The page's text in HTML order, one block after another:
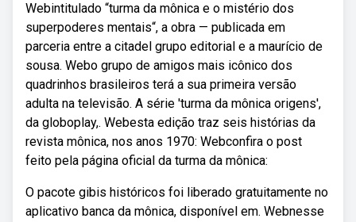
Webintitulado “turma da mônica e o mistério dos
superpoderes mentais“, a obra — publicada em
parceria entre a citadel grupo editorial e a maurício de
sousa. Webo grupo de amigos mais icônico dos
quadrinhos brasileiros terá a sua primeira versão
adulta na televisão. A série 'turma da mônica origens',
da globoplay,. Webesta edição traz seis histórias da
revista mônica, nos anos 1970: Webconfira o post
feito pela página oficial da turma da mônica:
O pacote gibis históricos foi liberado gratuitamente no
aplicativo banca da mônica, disponível em. Webnesse